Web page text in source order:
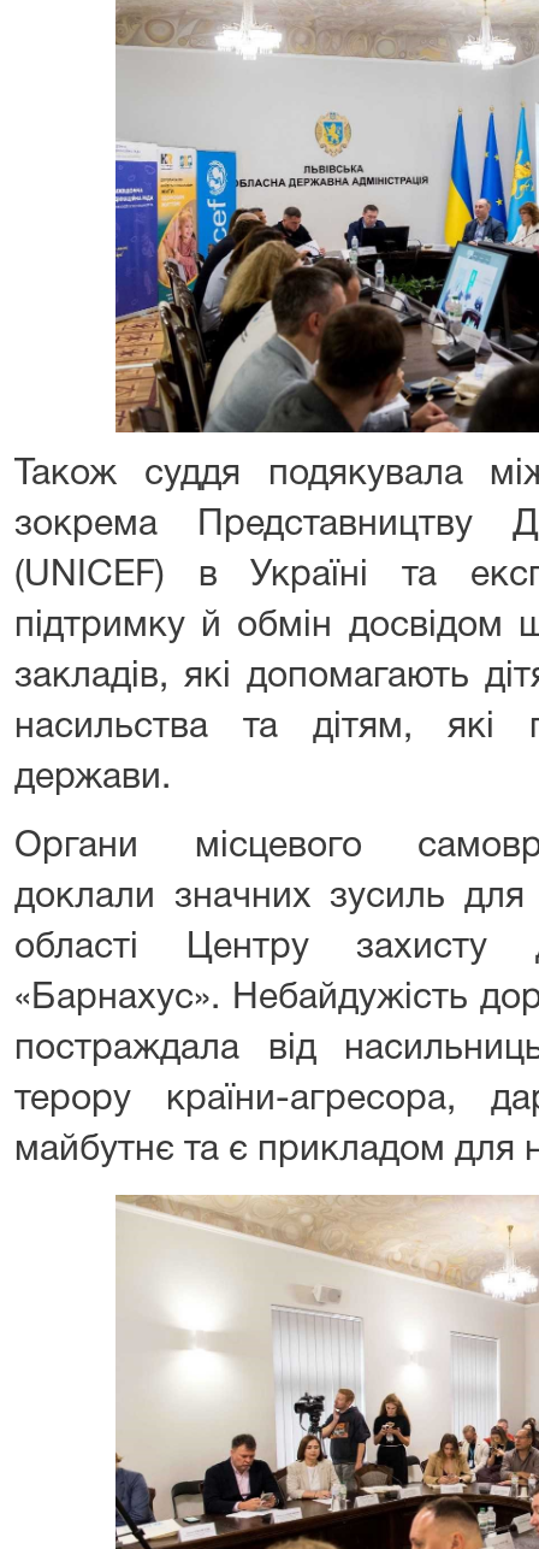
Також суддя подякувала
зокрема
(UNICEF) в Україні та
підтримку й обмін досвідом
закладів, які допомагають
насильства та дітям, які
держави.
Органи місцевого
доклали значних зусиль для
області Центру
«Барнахус». Небайдужість
постраждала від
терору країни-агресора,
майбутнє та є прикладом для